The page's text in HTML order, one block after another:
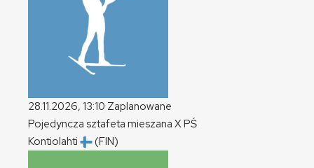
28.11.2026, 13:10 Zaplanowane
Pojedyncza sztafeta mieszana XPŚ
Kontiolahti
(FIN)